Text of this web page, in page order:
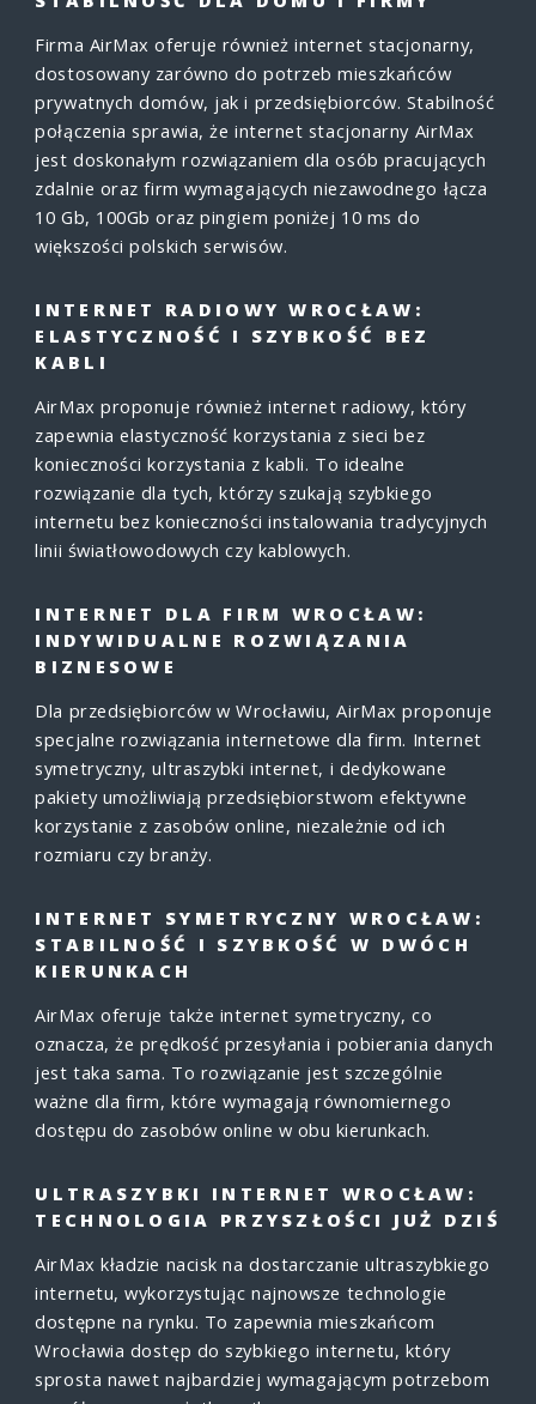
Firma AirMax oferuje również internet stacjonarny,
dostosowany zarówno do potrzeb mieszkańców
prywatnych domów, jak i przedsiębiorców. Stabilność
połączenia sprawia, że internet stacjonarny AirMax
jest doskonałym rozwiązaniem dla osób pracujących
zdalnie oraz firm wymagających niezawodnego łącza
10 Gb, 100Gb oraz pingiem poniżej 10 ms do
większości polskich serwisów.
INTERNET RADIOWY WROCŁAW:
ELASTYCZNOŚĆ I SZYBKOŚĆ BEZ
KABLI
AirMax proponuje również internet radiowy, który
zapewnia elastyczność korzystania z sieci bez
konieczności korzystania z kabli. To idealne
rozwiązanie dla tych, którzy szukają szybkiego
internetu bez konieczności instalowania tradycyjnych
linii światłowodowych czy kablowych.
INTERNET DLA FIRM WROCŁAW:
INDYWIDUALNE ROZWIĄZANIA
BIZNESOWE
Dla przedsiębiorców w Wrocławiu, AirMax proponuje
specjalne rozwiązania internetowe dla firm. Internet
symetryczny, ultraszybki internet, i dedykowane
pakiety umożliwiają przedsiębiorstwom efektywne
korzystanie z zasobów online, niezależnie od ich
rozmiaru czy branży.
INTERNET SYMETRYCZNY WROCŁAW:
STABILNOŚĆ I SZYBKOŚĆ W DWÓCH
KIERUNKACH
AirMax oferuje także internet symetryczny, co
oznacza, że prędkość przesyłania i pobierania danych
jest taka sama. To rozwiązanie jest szczególnie
ważne dla firm, które wymagają równomiernego
dostępu do zasobów online w obu kierunkach.
ULTRASZYBKI INTERNET WROCŁAW:
TECHNOLOGIA PRZYSZŁOŚCI JUŻ DZIŚ
AirMax kładzie nacisk na dostarczanie ultraszybkiego
internetu, wykorzystując najnowsze technologie
dostępne na rynku. To zapewnia mieszkańcom
Wrocławia dostęp do szybkiego internetu, który
sprosta nawet najbardziej wymagającym potrzebom